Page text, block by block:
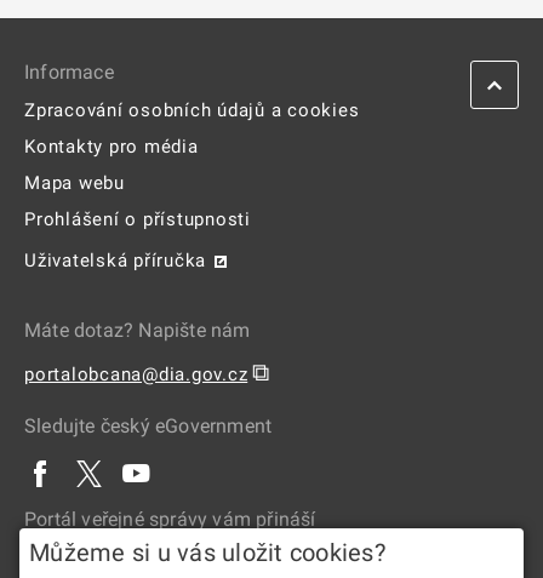
Informace
Zpracování osobních údajů a cookies
Kontakty pro média
Mapa webu
Prohlášení o přístupnosti
Uživatelská příručka
Máte dotaz? Napište nám
portalobcana@dia.gov.cz ⧉
Sledujte český eGovernment
Portál veřejné správy vám přináší
Můžeme si u vás uložit cookies?